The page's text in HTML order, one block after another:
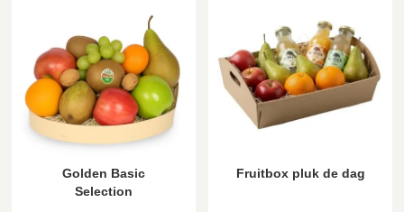
Golden Basic
Selection
Fruitbox pluk de dag